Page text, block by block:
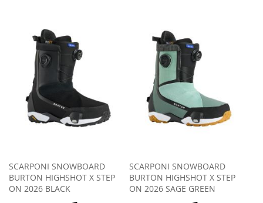
LISTA
DESIDERI
LISTA
DESIDERI
SCARPONI SNOWBOARD
BURTON HIGHSHOT X STEP
ON 2026 BLACK
SCARPONI SNOWBOARD
BURTON HIGHSHOT X STEP
ON 2026 SAGE GREEN